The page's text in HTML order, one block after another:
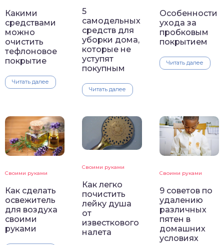
Какими
средствами
можно
очистить
тефлоновое
покрытие
Читать далее
5
самодельных
средств для
уборки дома,
которые не
уступят
покупным
Читать далее
Особенности
ухода за
пробковым
покрытием
Читать далее
Своими руками
Как сделать
освежитель
для воздуха
своими
руками
Своими руками
Как легко
почистить
лейку душа
от
известкового
налета
Своими руками
9 советов по
удалению
различных
пятен в
домашних
условиях